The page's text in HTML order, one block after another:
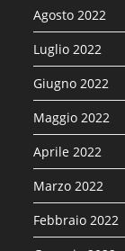
Agosto 2022
Luglio 2022
Giugno 2022
Maggio 2022
Aprile 2022
Marzo 2022
Febbraio 2022